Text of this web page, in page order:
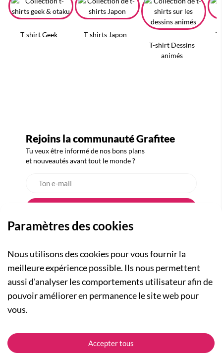
T-shirt Geek
T-shirts Japon
T-shirt Dessins
animés
Rejoins la communauté Grafitee
Tu veux être informé de nos bons plans
et nouveautés avant tout le monde ?
A PROPOS
Qui sommes-nous ?
Actualités
Nos engagements
NOS RUBRIQUES
Collection Femme
Collection Enfants
ASSISTANCE
Suivre ma commande
Paramètres des cookies
Nous utilisons des cookies pour vous fournir la
meilleure expérience possible. Ils nous permettent
aussi d'analyser les comportements utilisateur afin de
pouvoir améliorer en permanence le site web pour
vous.
Accepter tous